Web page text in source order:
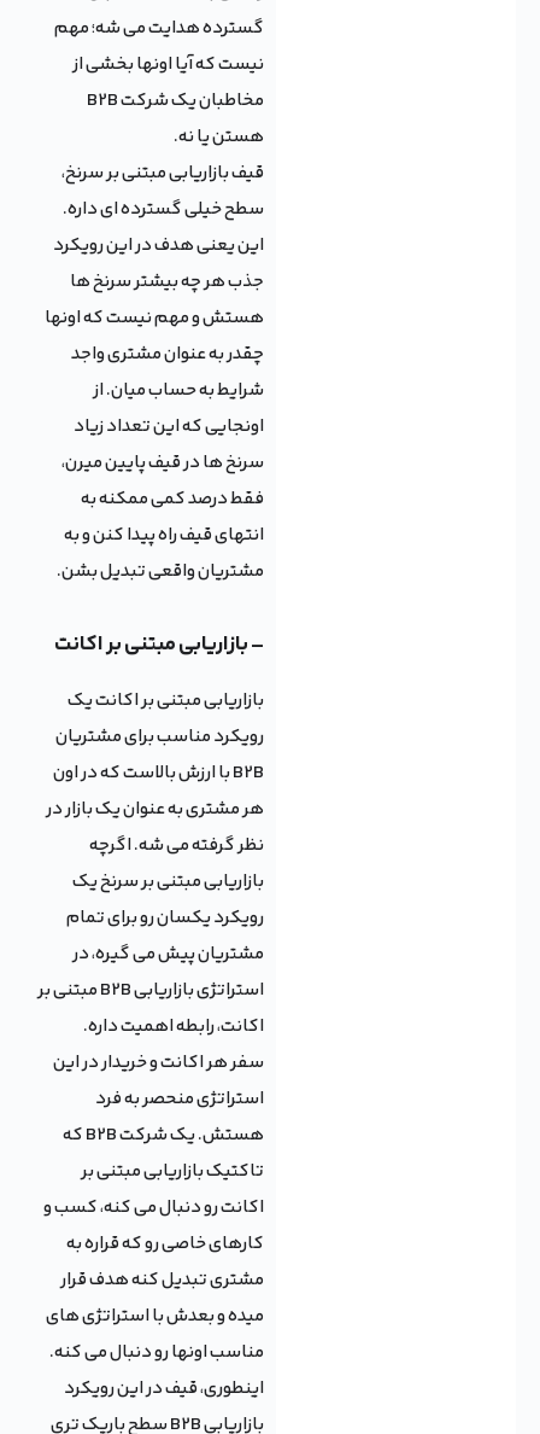
گسترده هدایت می شه؛ مهم
نیست که آیا اونها بخشی از
مخاطبان یک شرکت B2B
هستن یا نه.
قیف بازاریابی مبتنی بر سرنخ،
سطح خیلی گسترده ای داره.
این یعنی هدف در این رویکرد
جذب هر چه بیشتر سرنخ ها
هستش و مهم نیست که اونها
چقدر به عنوان مشتری واجد
شرایط به حساب میان. از
اونجایی که این تعداد زیاد
سرنخ ها در قیف پایین میرن،
فقط درصد کمی ممکنه به
انتهای قیف راه پیدا کنن و به
مشتریان واقعی تبدیل بشن.
– بازاریابی مبتنی بر اکانت
بازاریابی مبتنی بر اکانت یک
رویکرد مناسب برای مشتریان
B2B با ارزش بالاست که در اون
هر مشتری به عنوان یک بازار در
نظر گرفته می شه. اگرچه
بازاریابی مبتنی بر سرنخ یک
رویکرد یکسان رو برای تمام
مشتریان پیش می گیره، در
استراتژی بازاریابی B2B مبتنی بر
اکانت، رابطه اهمیت داره.
سفر هر اکانت و خریدار در این
استراتژی منحصر به فرد
هستش. یک شرکت B2B که
تاکتیک بازاریابی مبتنی بر
اکانت رو دنبال می کنه، کسب و
کارهای خاصی رو که قراره به
مشتری تبدیل کنه هدف قرار
میده و بعدش با استراتژی های
مناسب اونها رو دنبال می کنه.
اینطوری، قیف در این رویکرد
بازاریابی B2B سطح باریک تری